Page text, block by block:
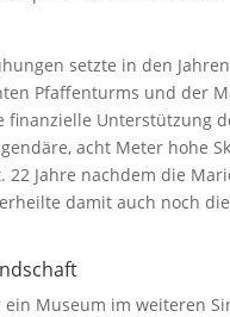
setzte in den
Pfaffenturms und der
Unterstützung
acht Meter hohe
Jahre nachdem die
damit auch noch
Museum im weiteren